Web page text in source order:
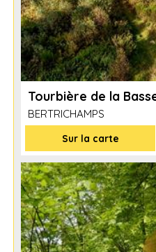
Tourbière de la
BERTRICHAMPS
Sur la carte